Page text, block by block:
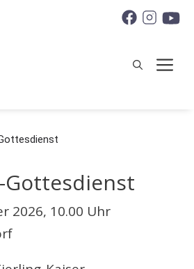
Gottesdienst
2026, 10.00 Uhr